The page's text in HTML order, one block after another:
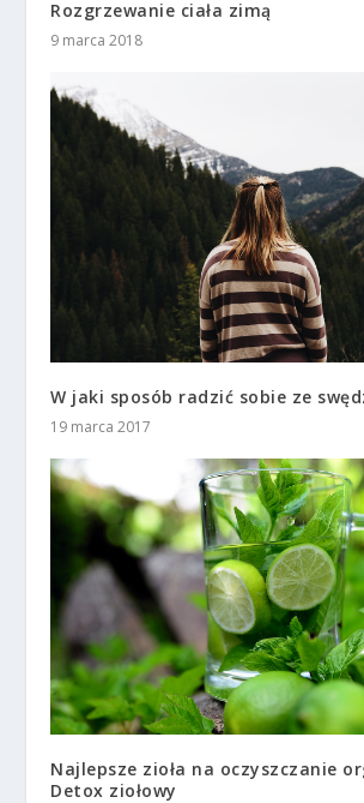
Rozgrzewanie ciała zimą
9 marca 2018
W jaki sposób radzić sobie ze
19 marca 2017
Najlepsze zioła na oczyszczanie
Detox ziołowy